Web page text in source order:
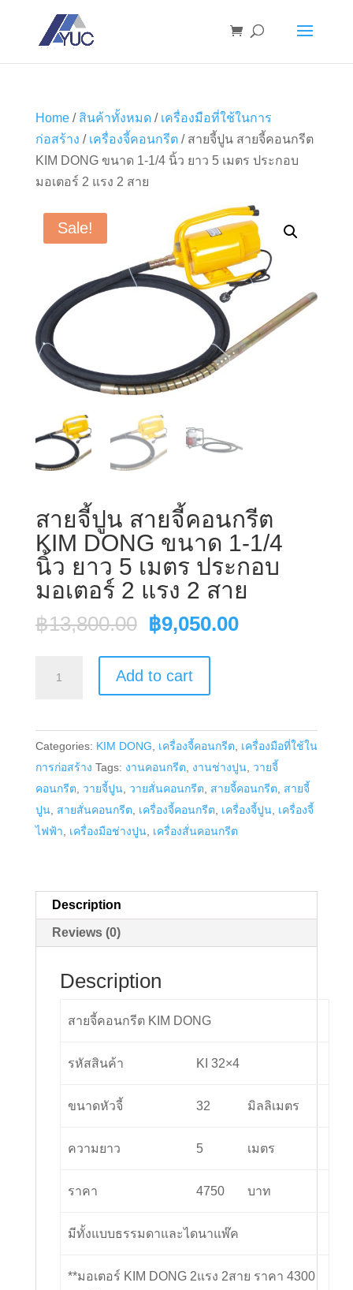
Home/ สินค้าทั้งหมด/ เครื่องมือที่ใช้ในการ
ก่อสร้าง / เครื่องจี้คอนกรีต/ สายจี้ปูน สายจี้คอนกรีต
KIM DONG ขนาด 1-1/4 นิ้ว ยาว 5 เมตร ประกอบ
มอเตอร์ 2 แรง 2 สาย
Sale!
สายจี้ปูน สายจี้คอนกรีต
KIM DONG ขนาด 1-1/4
นิ้ว ยาว 5 เมตร ประกอบ
มอเตอร์ 2 แรง 2 สาย
฿13,800.00 Original
was:
฿13,800.00.
฿9,050.00Current
สาย
จี้
คอนกรีต
KIM
DONG
ขนาด
ยาว
ประกอบ
quantity
Add to cart
Categories: KIM DONG เครื่องจี้คอนกรีต
เครื่องมือที่ใช้ใน
การก่อสร้าง Tags: งานคอนกรีต งานช่างปูน, วายจี้
คอนกรีต
วายจี้ปูน, วายสั่นคอนกรีต สายจี้คอนกรีต
สายจี้
ปูน, สายสั่นคอนกรีต เครื่องจี้คอนกรีต เครื่องจี้ปูน, เครื่องจี้
ไฟฟ้า
เครื่องมือช่างปูน, เครื่องสั่นคอนกรีต
Description
Reviews (0)
Description
สายจี้คอนกรีต KIM DONG
รหัสสินค้า KI 32×4
ขนาดหัวจี้ 32 มิลลิเมตร
ความยาว 5 เมตร
ราคา 4750 บาท
มีทั้งแบบธรรมดาและไดนาแพ๊ค
**มอเตอร์ KIM DONG 2แรง 2สาย ราคา 4300